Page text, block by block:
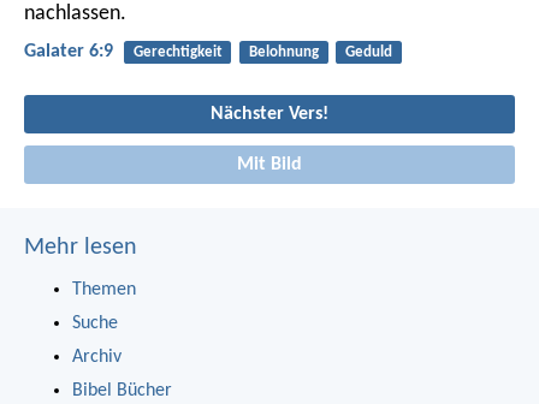
nachlassen.
Galater 6:9 Gerechtigkeit Belohnung Geduld
Nächster Vers!
Mit Bild
Mehr lesen
Themen
Suche
Archiv
Bibel Bücher